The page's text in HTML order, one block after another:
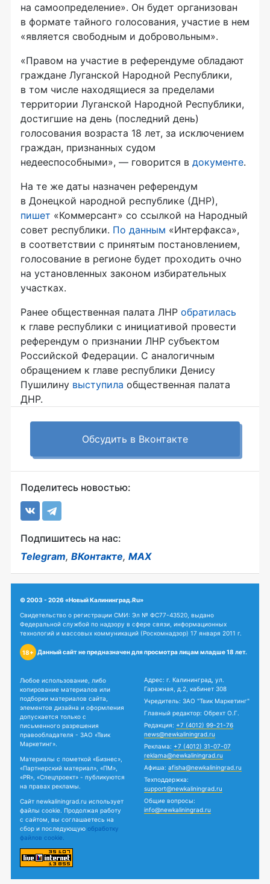
на самоопределение». Он будет организован
в формате тайного голосования, участие в нем
«является свободным и добровольным».
«Правом на участие в референдуме обладают
граждане Луганской Народной Республики,
в том числе находящиеся за пределами
территории Луганской Народной Республики,
достигшие на день (последний день)
голосования возраста 18 лет, за исключением
граждан, признанных судом
недееспособными», — говорится в документе.
На те же даты назначен референдум
в Донецкой народной республике (ДНР),
пишет «Коммерсант» со ссылкой на Народный
совет республики. По данным «Интерфакса»,
в соответствии с принятым постановлением,
голосование в регионе будет проходить очно
на установленных законом избирательных
участках.
Ранее общественная палата ЛНР обратилась
к главе республики с инициативой провести
референдум о признании ЛНР субъектом
Российской Федерации. С аналогичным
обращением к главе республики Денису
Пушилину выступила общественная палата
ДНР.
Обсудить в Вконтакте
Поделитесь новостью:
Подпишитесь на нас:
Telegram, ВКонтакте, MAX
© 2003 - 2026 «Новый Калининград.Ru»
Свидетельство о регистрации СМИ: Эл № ФС77-43520, выдано
Федеральной службой по надзору в сфере связи, информационных
технологий и массовых коммуникаций (Роскомнадзор) 17 января 2011 г.
18+ Данный сайт не предназначен для просмотра лицам младше 18 лет.
Любое использование, либо
копирование материалов или
подборки материалов сайта,
элементов дизайна и оформления
допускается только с
письменного разрешения
правообладателя - ЗАО «Твик
Маркетинг».
Материалы с пометкой «Бизнес»,
«Партнерский материал», «ПМ»,
«PR», «Спецпроект» - публикуются
на правах рекламы.
Сайт newkaliningrad.ru использует
файлы cookie. Продолжая работу
с сайтом, вы соглашаетесь на
сбор и последующую обработку
файлов cookie.
Адрес: г. Калининград, ул.
Гаражная, д.2, кабинет 308
Учредитель: ЗАО "Твик Маркетинг"
Главный редактор: Обрехт О.Г.
Редакция: +7 (4012) 99-21-76
news@newkaliningrad.ru
Реклама: +7 (4012) 31-07-07
reklama@newkaliningrad.ru
Афиша: afisha@newkaliningrad.ru
Техподдержка:
support@newkaliningrad.ru
Общие вопросы:
info@newkaliningrad.ru